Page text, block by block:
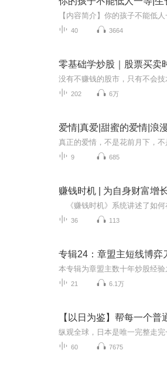
40 3664
零基础学炒股｜股票买卖
202 6万
爱情|真爱|甜蜜的爱情|浪
9 685
赚钱时机 | 为自身财富增
36 113
21 6.1万
60 7675